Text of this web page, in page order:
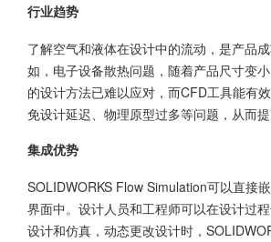
行业趋势
了解空气和液体在设计中的流动，是产品
如，电子设备散热问题，随着产品尺寸变
的设计方法已难以应对，而CFD工具能有
免设计延迟、物理原型过多等问题，从而提
集成优势
SOLIDWORKS Flow Simulation可以直接
界面中。设计人员和工程师可以在设计过
设计和仿真，动态更改设计时，